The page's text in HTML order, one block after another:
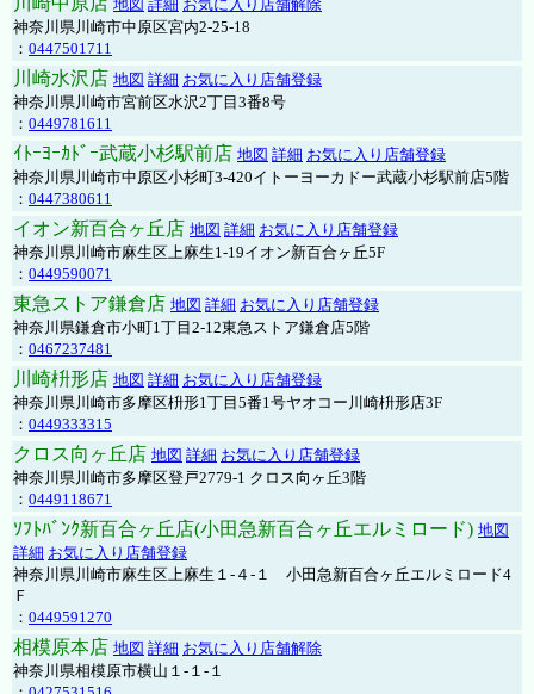
地図 詳細 お気に入り店舗解除
神奈川県川崎市中原区宮内2-25-18
： 0447501711
川崎水沢店 地図 詳細 お気に入り店舗登録
神奈川県川崎市宮前区水沢2丁目3番8号
： 0449781611
ｲﾄｰﾖｰｶﾄﾞｰ武蔵小杉駅前店 地図 詳細 お気に入り店舗登録
神奈川県川崎市中原区小杉町3-420イトーヨーカドー武蔵小杉駅前店5階
： 0447380611
イオン新百合ヶ丘店 地図 詳細 お気に入り店舗登録
神奈川県川崎市麻生区上麻生1-19イオン新百合ヶ丘5F
： 0449590071
東急ストア鎌倉店 地図 詳細 お気に入り店舗登録
神奈川県鎌倉市小町1丁目2-12東急ストア鎌倉店5階
： 0467237481
川崎枡形店 地図 詳細 お気に入り店舗登録
神奈川県川崎市多摩区枡形1丁目5番1号ヤオコー川崎枡形店3F
： 0449333315
クロス向ヶ丘店 地図 詳細 お気に入り店舗登録
神奈川県川崎市多摩区登戸2779-1 クロス向ヶ丘3階
： 0449118671
ｿﾌﾄﾊﾞﾝｸ新百合ヶ丘店(小田急新百合ヶ丘エルミロード) 地図
詳細 お気に入り店舗登録
神奈川県川崎市麻生区上麻生１-４-１ 小田急新百合ヶ丘エルミロード4
Ｆ
： 0449591270
相模原本店 地図 詳細 お気に入り店舗解除
神奈川県相模原市横山１-１-１